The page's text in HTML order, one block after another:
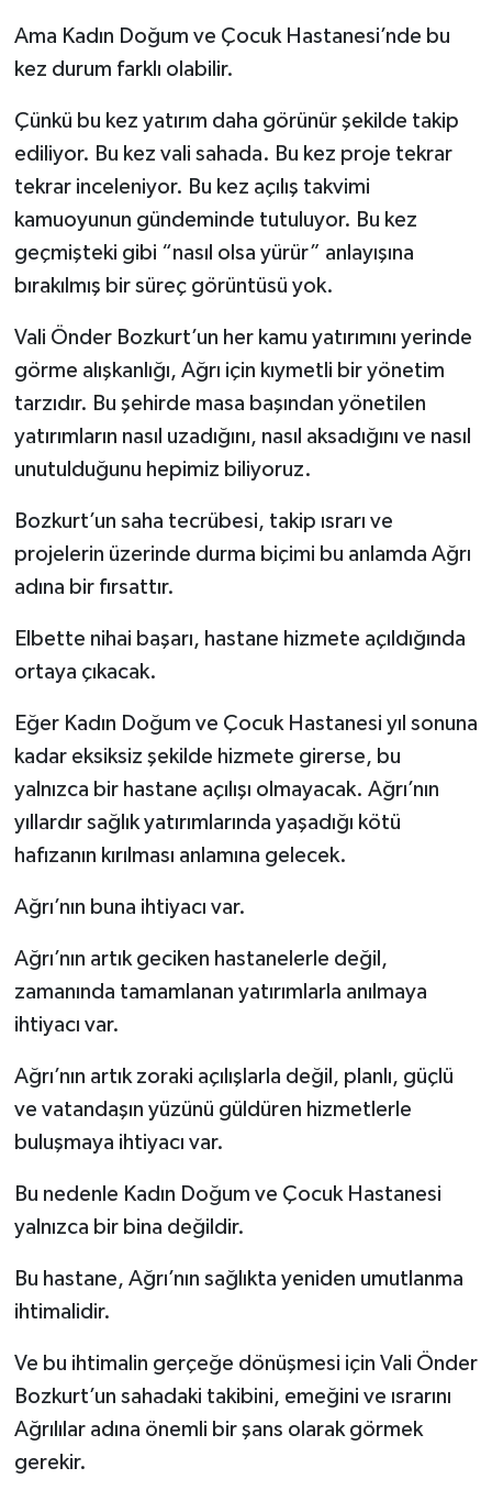
Ama Kadın Doğum ve Çocuk Hastanesi’nde bu
kez durum farklı olabilir.
Çünkü bu kez yatırım daha görünür şekilde takip
ediliyor. Bu kez vali sahada. Bu kez proje tekrar
tekrar inceleniyor. Bu kez açılış takvimi
kamuoyunun gündeminde tutuluyor. Bu kez
geçmişteki gibi “nasıl olsa yürür” anlayışına
bırakılmış bir süreç görüntüsü yok.
Vali Önder Bozkurt’un her kamu yatırımını yerinde
görme alışkanlığı, Ağrı için kıymetli bir yönetim
tarzıdır. Bu şehirde masa başından yönetilen
yatırımların nasıl uzadığını, nasıl aksadığını ve nasıl
unutulduğunu hepimiz biliyoruz.
Bozkurt’un saha tecrübesi, takip ısrarı ve
projelerin üzerinde durma biçimi bu anlamda Ağrı
adına bir fırsattır.
Elbette nihai başarı, hastane hizmete açıldığında
ortaya çıkacak.
Eğer Kadın Doğum ve Çocuk Hastanesi yıl sonuna
kadar eksiksiz şekilde hizmete girerse, bu
yalnızca bir hastane açılışı olmayacak. Ağrı’nın
yıllardır sağlık yatırımlarında yaşadığı kötü
hafızanın kırılması anlamına gelecek.
Ağrı’nın buna ihtiyacı var.
Ağrı’nın artık geciken hastanelerle değil,
zamanında tamamlanan yatırımlarla anılmaya
ihtiyacı var.
Ağrı’nın artık zoraki açılışlarla değil, planlı, güçlü
ve vatandaşın yüzünü güldüren hizmetlerle
buluşmaya ihtiyacı var.
Bu nedenle Kadın Doğum ve Çocuk Hastanesi
yalnızca bir bina değildir.
Bu hastane, Ağrı’nın sağlıkta yeniden umutlanma
ihtimalidir.
Ve bu ihtimalin gerçeğe dönüşmesi için Vali Önder
Bozkurt’un sahadaki takibini, emeğini ve ısrarını
Ağrılılar adına önemli bir şans olarak görmek
gerekir.